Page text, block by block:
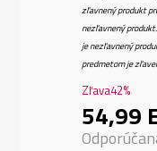
zľavnený produkt
nezľavnený
je nezľavnený
predmetom je
Zľava42%
54,99